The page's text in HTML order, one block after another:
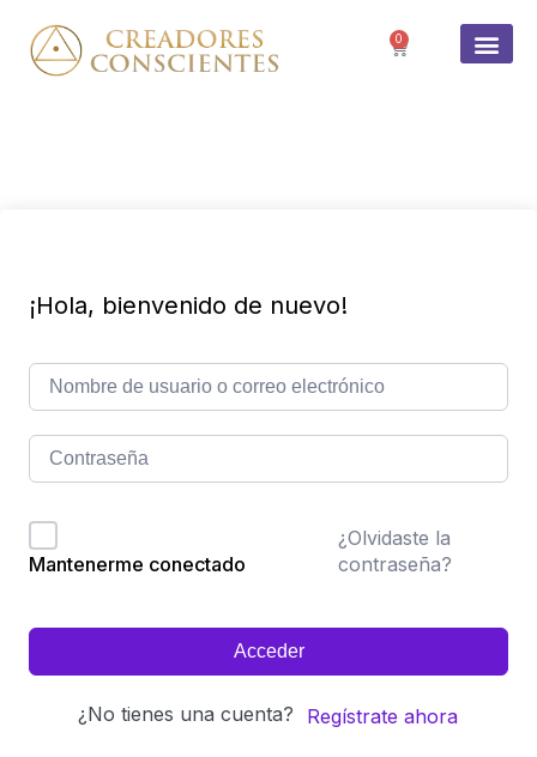
0
¡Hola, bienvenido de nuevo!
Mantenerme conectado
¿Olvidaste la
contraseña?
Acceder
¿No tienes una cuenta? Regístrate ahora